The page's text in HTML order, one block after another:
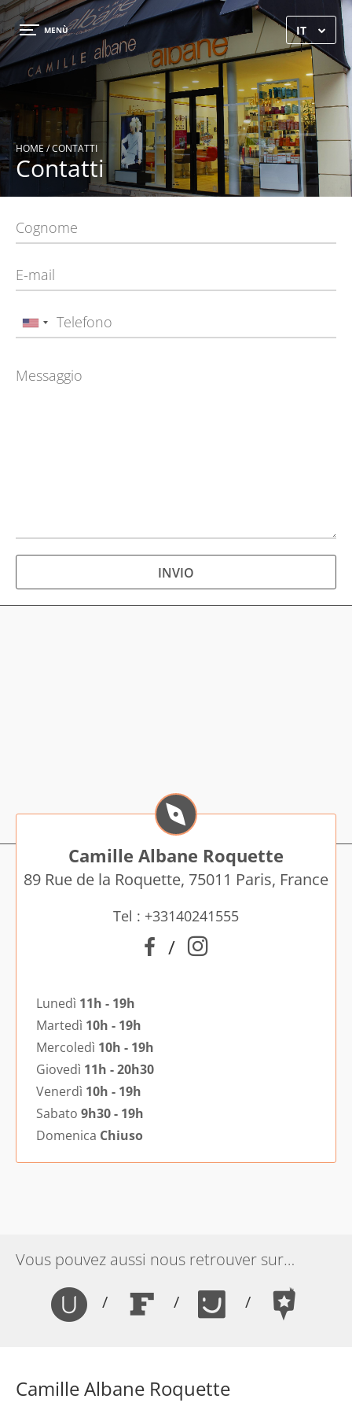
×
GALLERIA
MENÙ IT
HOME/ CONTATTI
Contatti
INVIO
Camille Albane Roquette
89 Rue de la Roquette, 75011 Paris, France
Tel : +33140241555
/
Lunedì 11h - 19h
Martedì 10h - 19h
Mercoledì 10h - 19h
Giovedì 11h - 20h30
Venerdì 10h - 19h
Sabato 9h30 - 19h
Domenica Chiuso
Vous pouvez aussi nous retrouver sur…
/
/ /
Camille Albane Roquette